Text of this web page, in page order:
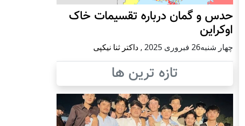
حدس و گمان درباره تقسیمات خاک
اوکراین
چهار شنبه26 فبروری 2025 , داکتر ثنا نیکپی
تازه ترین ها